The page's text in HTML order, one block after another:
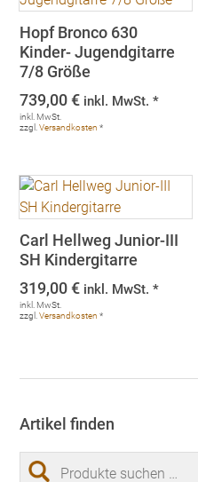
Hopf Bronco 630
Kinder- Jugendgitarre
7/8 Größe
739,00€ inkl. MwSt. *
inkl. MwSt.
zzgl.Versandkosten *
Carl Hellweg Junior-III
SH Kindergitarre
319,00€ inkl. MwSt. *
inkl. MwSt.
zzgl.Versandkosten *
Artikel finden
Suchen